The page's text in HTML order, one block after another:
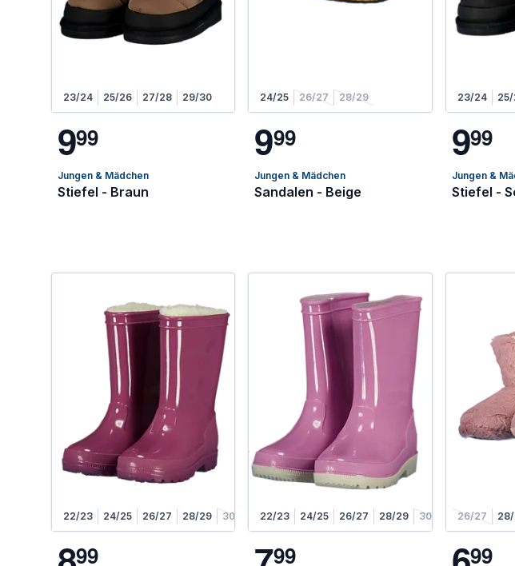
23/24 25/26 27/28 29/30
999
Jungen & Mädchen
Stiefel - Braun
24/25 26/27 28/29
999
Jungen & Mädchen
Sandalen - Beige
23/24
999
Jungen &
Stiefel -
22/23 24/25 26/27 28/29 30/31
99
22/23 24/25 26/27 28/29 30/31
99
26/27
99